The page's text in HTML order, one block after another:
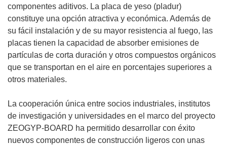
componentes aditivos. La placa de yeso (pladur)
constituye una opción atractiva y económica. Además de
su fácil instalación y de su mayor resistencia al fuego, las
placas tienen la capacidad de absorber emisiones de
partículas de corta duración y otros compuestos orgánicos
que se transportan en el aire en porcentajes superiores a
otros materiales.
La cooperación única entre socios industriales, institutos
de investigación y universidades en el marco del proyecto
ZEOGYP-BOARD ha permitido desarrollar con éxito
nuevos componentes de construcción ligeros con unas